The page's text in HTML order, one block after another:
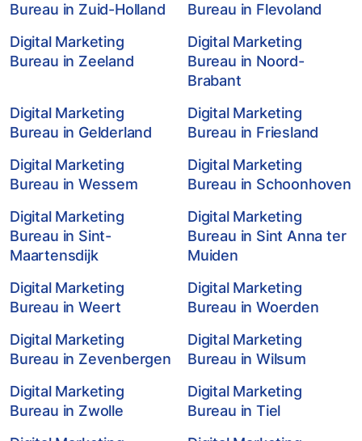
Bureau in Zuid-Holland
Bureau in Flevoland
Digital Marketing
Bureau in Zeeland
Digital Marketing
Bureau in Noord-
Brabant
Digital Marketing
Bureau in Gelderland
Digital Marketing
Bureau in Friesland
Digital Marketing
Bureau in Wessem
Digital Marketing
Bureau in Schoonhoven
Digital Marketing
Bureau in Sint-
Maartensdijk
Digital Marketing
Bureau in Sint Anna ter
Muiden
Digital Marketing
Bureau in Weert
Digital Marketing
Bureau in Woerden
Digital Marketing
Bureau in Zevenbergen
Digital Marketing
Bureau in Wilsum
Digital Marketing
Bureau in Zwolle
Digital Marketing
Bureau in Tiel